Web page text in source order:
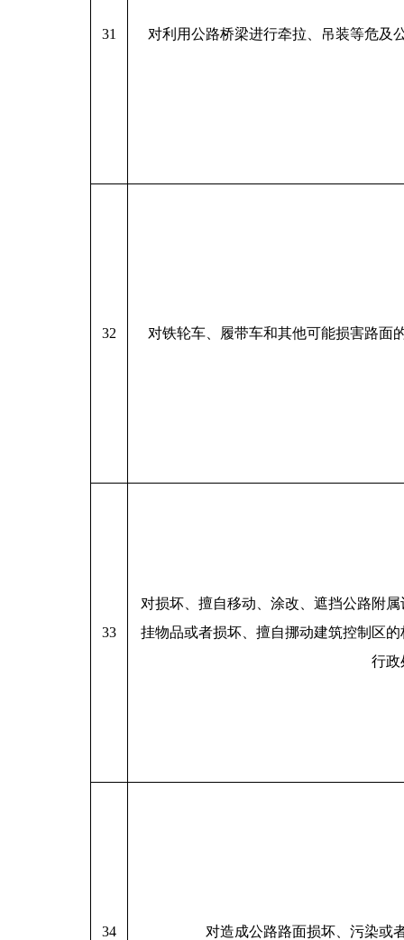
31 对利用公路桥梁进行牵拉、吊装等危及
32 对铁轮车、履带车和其他可能损害路面
33
对损坏、擅自移动、涂改、遮挡公路附
挂物品或者损坏、擅自挪动建筑控制区
行政
34 对造成公路路面损坏、污染或